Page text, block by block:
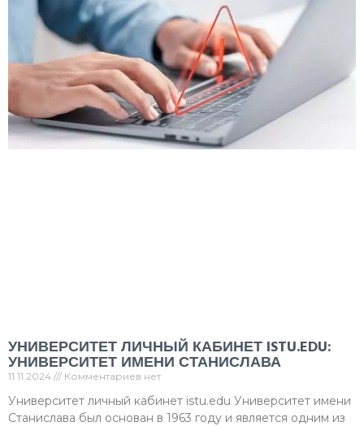
УНИВЕРСИТЕТ ЛИЧНЫЙ КАБИНЕТ ISTU.EDU:
УНИВЕРСИТЕТ ИМЕНИ СТАНИСЛАВА
11.11.2024 Комментариев нет
Университет личный кабинет istu.edu Университет имени
Станислава был основан в 1963 году и является одним из